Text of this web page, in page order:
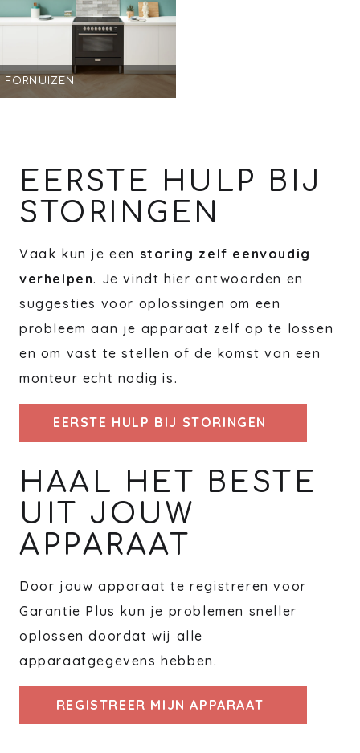
FORNUIZEN
EERSTE HULP BIJ
STORINGEN
Vaak kun je een storing zelf eenvoudig
verhelpen. Je vindt hier antwoorden en
suggesties voor oplossingen om een
probleem aan je apparaat zelf op te lossen
en om vast te stellen of de komst van een
monteur echt nodig is.
EERSTE HULP BIJ STORINGEN
HAAL HET BESTE
UIT JOUW
APPARAAT
Door jouw apparaat te registreren voor
Garantie Plus kun je problemen sneller
oplossen doordat wij alle
apparaatgegevens hebben.
REGISTREER MIJN APPARAAT